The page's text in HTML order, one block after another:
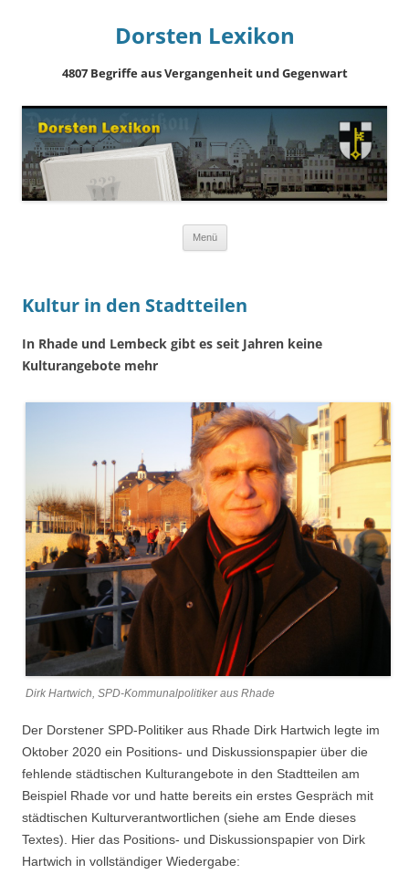
Dorsten Lexikon
4807 Begriffe aus Vergangenheit und Gegenwart
Menü
Kultur in den Stadtteilen
In Rhade und Lembeck gibt es seit Jahren keine
Kulturangebote mehr
Dirk Hartwich, SPD-Kommunalpolitiker aus Rhade
Der Dorstener SPD-Politiker aus Rhade Dirk Hartwich legte im
Oktober 2020 ein Positions- und Diskussionspapier über die
fehlende städtischen Kulturangebote in den Stadtteilen am
Beispiel Rhade vor und hatte bereits ein erstes Gespräch mit
städtischen Kulturverantwortlichen (siehe am Ende dieses
Textes). Hier das Positions- und Diskussionspapier von Dirk
Hartwich in vollständiger Wiedergabe: